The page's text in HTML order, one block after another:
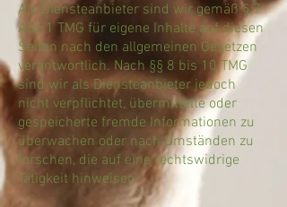
Als Diensteanbieter sind wir gemäß § 7
Abs.1 TMG für eigene Inhalte auf diesen
Seiten nach den allgemeinen Gesetzen
verantwortlich. Nach §§ 8 bis 10 TMG
sind wir als Diensteanbieter jedoch
nicht verpflichtet, übermittelte oder
gespeicherte fremde Informationen zu
überwachen oder nach Umständen zu
forschen, die auf eine rechtswidrige
Tätigkeit hinweisen.